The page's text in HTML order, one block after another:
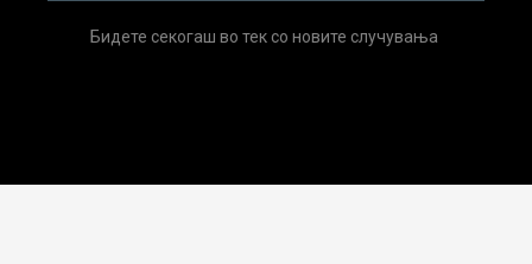
Бидете секогаш во тек со новите случувања